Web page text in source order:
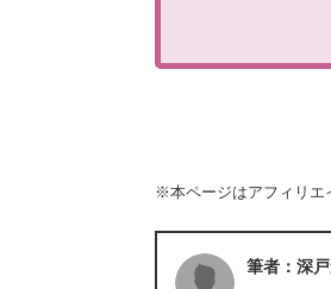
※本ページはアフィリエ
筆者：深